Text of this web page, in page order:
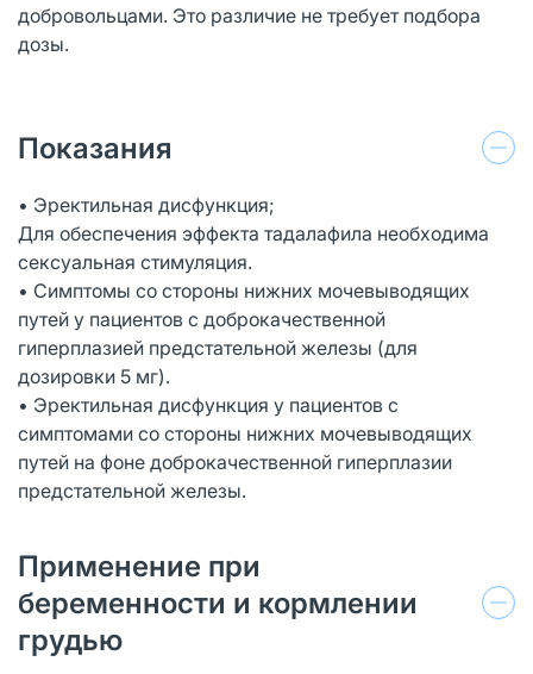
добровольцами. Это различие не требует подбора
дозы.
Показания
• Эректильная дисфункция;
Для обеспечения эффекта тадалафила необходима
сексуальная стимуляция.
• Симптомы со стороны нижних мочевыводящих
путей у пациентов с доброкачественной
гиперплазией предстательной железы (для
дозировки 5 мг).
• Эректильная дисфункция у пациентов с
симптомами со стороны нижних мочевыводящих
путей на фоне доброкачественной гиперплазии
предстательной железы.
Применение при
беременности и кормлении
грудью